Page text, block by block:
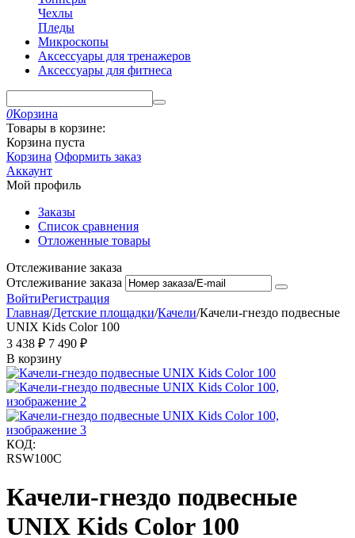
Чехлы
Пледы
Микроскопы
Аксессуары для тренажеров
Аксессуары для фитнеса
0Корзина
Товары в корзине:
Корзина пуста
Корзина Оформить заказ
Аккаунт
Мой профиль
Заказы
Список сравнения
Отложенные товары
Отслеживание заказа
Отслеживание заказа
ВойтиРегистрация
Главная/Детские площадки/Качели/Качели-гнездо подвесные
UNIX Kids Color 100
3 438 ₽ 7 490 ₽
В корзину
КОД:
RSW100C
Качели-гнездо подвесные
UNIX Kids Color 100